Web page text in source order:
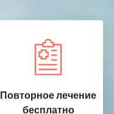
Повторное лечение
бесплатно